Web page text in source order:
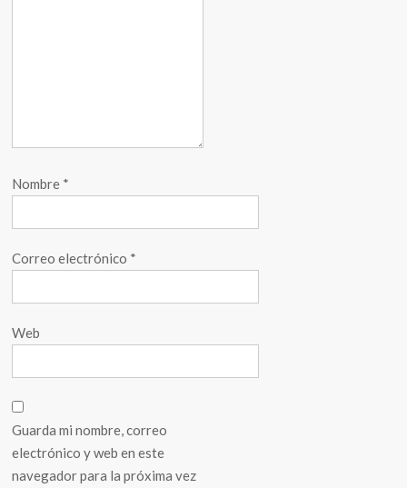
Nombre *
Correo electrónico *
Web
Guarda mi nombre, correo
electrónico y web en este
navegador para la próxima vez